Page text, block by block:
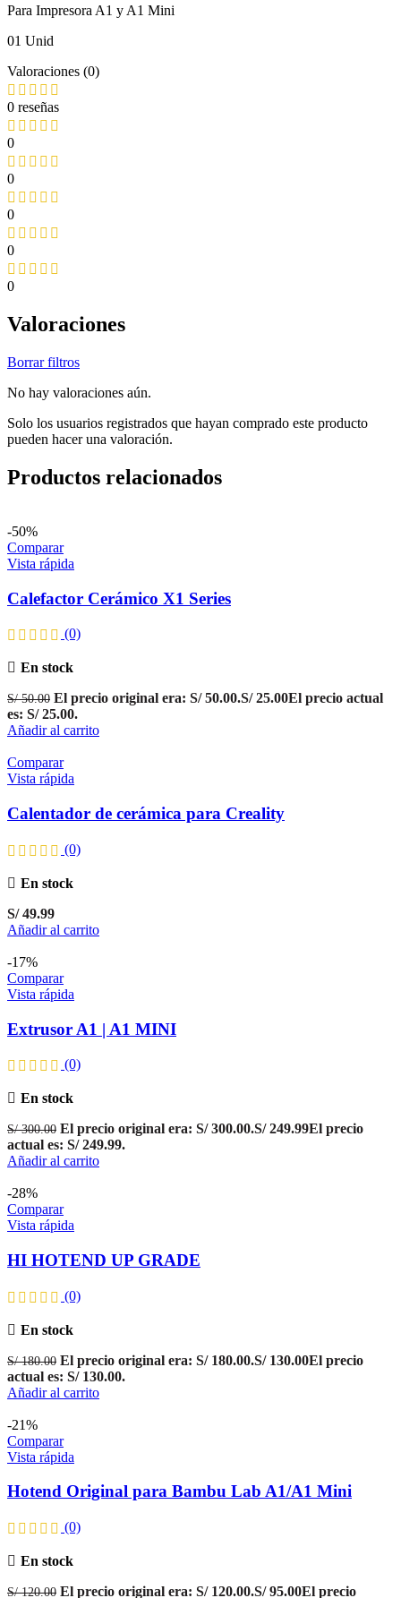
Para Impresora A1 y A1 Mini
01 Unid
Valoraciones (0)
0 reseñas
0
0
0
0
0
Valoraciones
Borrar filtros
No hay valoraciones aún.
Solo los usuarios registrados que hayan comprado este producto
pueden hacer una valoración.
Productos relacionados
-50%
Comparar
Vista rápida
Calefactor Cerámico X1 Series
(0)
En stock
S/50.00 El precio original era: S/ 50.00.S/25.00El precio actual
es: S/ 25.00.
Añadir al carrito
Comparar
Vista rápida
Calentador de cerámica para Creality
(0)
En stock
S/49.99
Añadir al carrito
-17%
Comparar
Vista rápida
Extrusor A1 | A1 MINI
(0)
En stock
S/300.00 El precio original era: S/ 300.00.S/249.99El precio
actual es: S/ 249.99.
Añadir al carrito
-28%
Comparar
Vista rápida
HI HOTEND UP GRADE
(0)
En stock
S/180.00 El precio original era: S/ 180.00.S/130.00El precio
actual es: S/ 130.00.
Añadir al carrito
-21%
Comparar
Vista rápida
Hotend Original para Bambu Lab A1/A1 Mini
(0)
En stock
S/120.00 El precio original era: S/ 120.00.S/95.00El precio